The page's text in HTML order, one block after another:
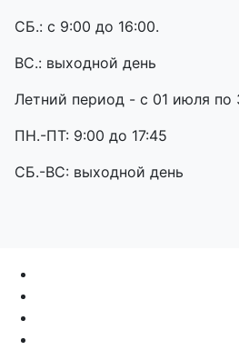
СБ.: с 9:00 до 16:00.
ВС.: выходной день
Летний период - с 01 июля по
ПН.-ПТ: 9:00 до 17:45
СБ.-ВС: выходной день